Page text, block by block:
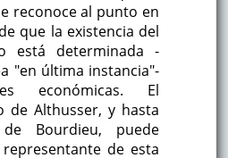
reconoce al punto en
que la existencia del
está determinada -
"en última instancia"-
económicas. El
de Althusser, y hasta
Bourdieu, puede
de esta